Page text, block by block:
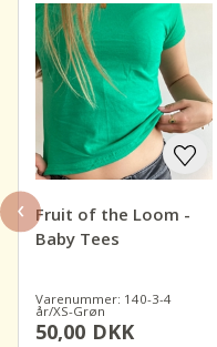
Fruit of the Loom -
Baby Tees
Varenummer: 140-3-4
år/XS-Grøn
50,00DKK
‹